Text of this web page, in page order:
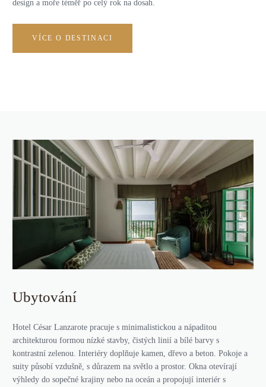
design a moře téměř po celý rok na dosah.
VÍCE O DESTINACI
Ubytování
Hotel César Lanzarote pracuje s minimalistickou a nápaditou
architekturou formou nízké stavby, čistých linií a bílé barvy s
kontrastní zelenou. Interiéry doplňuje kamen, dřevo a beton. Pokoje a
suity působí vzdušně, s důrazem na světlo a prostor. Okna otevírají
výhledy do sopečné krajiny nebo na oceán a propojují interiér s